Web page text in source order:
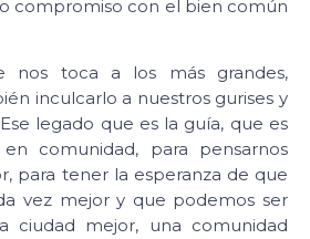
compromiso con el bien común
nos toca a los más grandes,
inculcarlo a nuestros gurises y
legado que es la guía, que es
comunidad, para pensarnos
para tener la esperanza de que
vez mejor y que podemos ser
ciudad mejor, una comunidad